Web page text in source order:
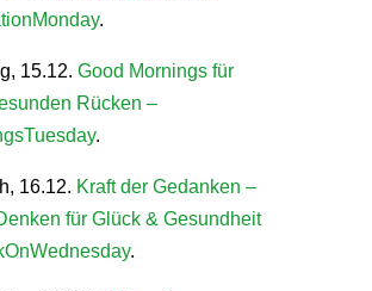
.
15.12. Good Mornings für
Rücken –
.
16.12. Kraft der Gedanken –
für Glück & Gesundheit
.